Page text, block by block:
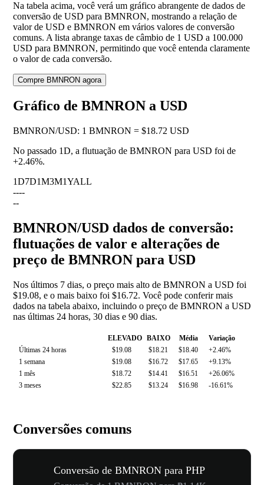
Na tabela acima, você verá um gráfico abrangente de dados de
conversão de USD para BMNRON, mostrando a relação de
valor de USD e BMNRON em vários valores de conversão
comuns. A lista abrange taxas de câmbio de 1 USD a 100.000
USD para BMNRON, permitindo que você entenda claramente
o valor de cada conversão.
Compre BMNRON agora
Gráfico de BMNRON a USD
BMNRON/USD: 1 BMNRON = $18.72 USD
No passado 1D, a flutuação de BMNRON para USD foi de
+2.46%.
1D7D1M3M1YALL
----
--
BMNRON/USD dados de conversão:
flutuações de valor e alterações de
preço de BMNRON para USD
Nos últimos 7 dias, o preço mais alto de BMNRON a USD foi
$19.08, e o mais baixo foi $16.72. Você pode conferir mais
dados na tabela abaixo, incluindo o preço de BMNRON a USD
nas últimas 24 horas, 30 dias e 90 dias.
ELEVADO BAIXO Média
Variação
Últimas 24 horas
$19.08 $18.21 $18.40
+2.46%
1 semana
$19.08 $16.72 $17.65
+9.13%
1 mês
$18.72 $14.41 $16.51
+26.06%
3 meses
$22.85 $13.24 $16.98 -16.61%
Conversões comuns
Conversão de BMNRON para PHP